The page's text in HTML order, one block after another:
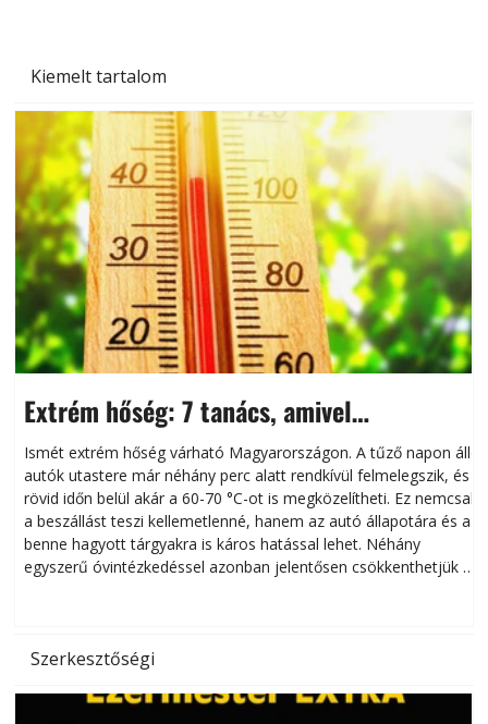
Kiemelt tartalom
Extrém hőség: 7 tanács, amivel
megóvhatjuk autónkat a nyári károktól
Ismét extrém hőség várható Magyarországon. A tűző napon álló
autók utastere már néhány perc alatt rendkívül felmelegszik, és
rövid időn belül akár a 60-70 °C-ot is megközelítheti. Ez nemcsak
a beszállást teszi kellemetlenné, hanem az autó állapotára és a
benne hagyott tárgyakra is káros hatással lehet. Néhány
egyszerű óvintézkedéssel azonban jelentősen csökkenthetjük a
Szerkesztőségi